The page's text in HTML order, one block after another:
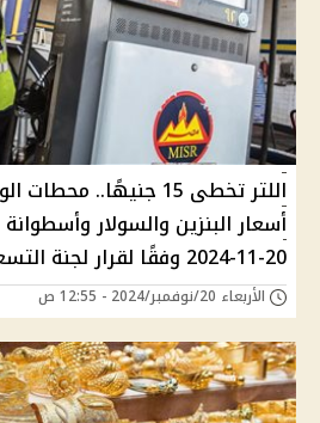
اللتر تخطى 15 جنيهًا..
أسعار البنزين والسولار وأسطوانة
20-11-2024 وفقًا لقرار لجنة التسعير الأخير
الأربعاء 20/نوفمبر/2024 - 12:55 ص